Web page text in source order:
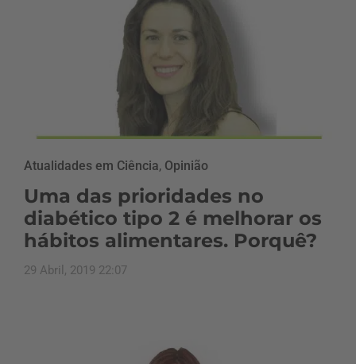
Atualidades em Ciência, Opinião
Uma das prioridades no
diabético tipo 2 é melhorar os
hábitos alimentares. Porquê?
29 Abril, 2019 22:07